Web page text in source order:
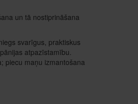
un tā nostiprināšana
svarīgus, praktiskus
atpazīstamību.
piecu maņu izmantošana